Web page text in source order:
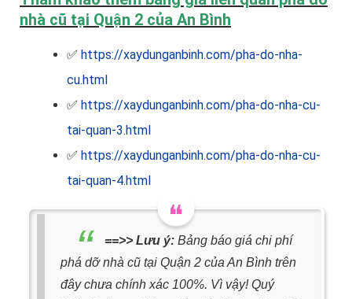
nhà cũ tại Quận 2 của An Bình
✅ https://xaydunganbinh.com/pha-do-nha-
cu.html
✅ https://xaydunganbinh.com/pha-do-nha-cu-
tai-quan-3.html
✅ https://xaydunganbinh.com/pha-do-nha-cu-
tai-quan-4.html
==>> Lưu ý: Bảng báo giá chi phí
phá dỡ nhà cũ tại Quận 2 của An Bình trên
đây chưa chính xác 100%. Vì vậy! Quý